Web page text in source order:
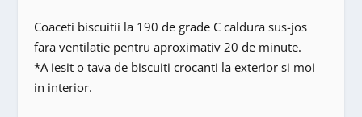
Coaceti biscuitii la 190 de grade C caldura sus-jos
fara ventilatie pentru aproximativ 20 de minute.
*A iesit o tava de biscuiti crocanti la exterior si moi
in interior.